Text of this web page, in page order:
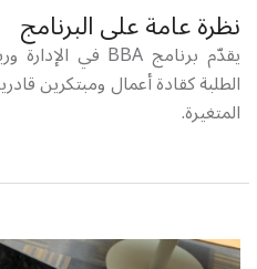
نظرة عامة على البرنامج
الطلبة كقادة أعمال ومبتكرين
المتغيرة.